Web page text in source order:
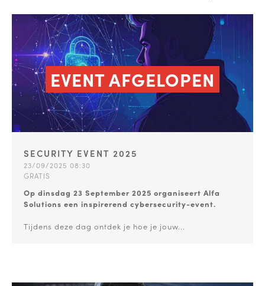
EVENT AFGELOPEN
SECURITY EVENT 2025
23/09/2025 08:30
GRATIS
Op dinsdag 23 September 2025 organiseert Alfa
Solutions een inspirerend cybersecurity-event.
Tijdens deze dag ontdek je hoe je jouw...